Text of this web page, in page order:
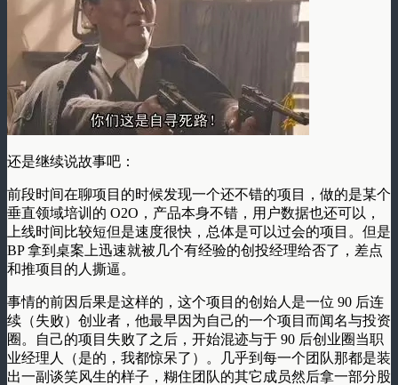
还是继续说故事吧：
前段时间在聊项目的时候发现一个还不错的项目，做的是某个
垂直领域培训的 O2O，产品本身不错，用户数据也还可以，
上线时间比较短但是速度很快，总体是可以过会的项目。但是
BP 拿到桌案上迅速就被几个有经验的创投经理给否了，差点
和推项目的人撕逼。
事情的前因后果是这样的，这个项目的创始人是一位 90 后连
续（失败）创业者，他最早因为自己的一个项目而闻名与投资
圈。自己的项目失败了之后，开始混迹与于 90 后创业圈当职
业经理人（是的，我都惊呆了）。几乎到每一个团队那都是装
出一副谈笑风生的样子，糊住团队的其它成员然后拿一部分股